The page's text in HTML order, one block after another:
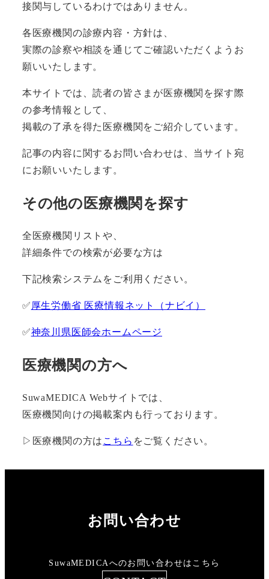
接関与しているわけではありません。
各医療機関の診療内容・方針は、
実際の診察や相談を通じてご確認いただくようお
願いいたします。
本サイトでは、読者の皆さまが医療機関を探す際
の参考情報として、
掲載の了承を得た医療機関をご紹介しています。
記事の内容に関するお問い合わせは、当サイト宛
にお願いいたします。
その他の医療機関を探す
全医療機関リストや、
詳細条件での検索が必要な方は
下記検索システムをご利用ください。
✅ 厚生労働省 医療情報ネット（ナビイ）
✅神奈川県医師会ホームページ
医療機関の方へ
SuwaMEDICA Webサイトでは、
医療機関向けの掲載案内も行っております。
▷医療機関の方は こちら をご覧ください。
お問い合わせ
SuwaMEDICAへのお問い合わせはこちら